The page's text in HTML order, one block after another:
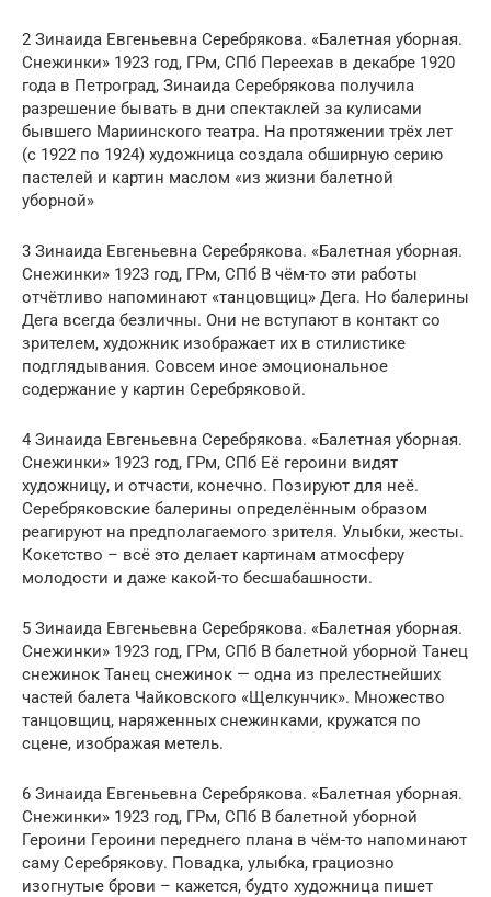
2 Зинаида Евгеньевна Серебрякова. «Балетная уборная.
Снежинки» 1923 год, ГРм, СПб Переехав в декабре 1920
года в Петроград, Зинаида Серебрякова получила
разрешение бывать в дни спектаклей за кулисами
бывшего Мариинского театра. На протяжении трёх лет
(с 1922 по 1924) художница создала обширную серию
пастелей и картин маслом «из жизни балетной
уборной»
3 Зинаида Евгеньевна Серебрякова. «Балетная уборная.
Снежинки» 1923 год, ГРм, СПб В чём-то эти работы
отчётливо напоминают «танцовщиц» Дега. Но балерины
Дега всегда безличны. Они не вступают в контакт со
зрителем, художник изображает их в стилистике
подглядывания. Совсем иное эмоциональное
содержание у картин Серебряковой.
4 Зинаида Евгеньевна Серебрякова. «Балетная уборная.
Снежинки» 1923 год, ГРм, СПб Её героини видят
художницу, и отчасти, конечно. Позируют для неё.
Серебряковские балерины определённым образом
реагируют на предполагаемого зрителя. Улыбки, жесты.
Кокетство – всё это делает картинам атмосферу
молодости и даже какой-то бесшабашности.
5 Зинаида Евгеньевна Серебрякова. «Балетная уборная.
Снежинки» 1923 год, ГРм, СПб В балетной уборной Танец
снежинок Танец снежинок — одна из прелестнейших
частей балета Чайковского «Щелкунчик». Множество
танцовщиц, наряженных снежинками, кружатся по
сцене, изображая метель.
6 Зинаида Евгеньевна Серебрякова. «Балетная уборная.
Снежинки» 1923 год, ГРм, СПб В балетной уборной
Героини Героини переднего плана в чём-то напоминают
саму Серебрякову. Повадка, улыбка, грациозно
изогнутые брови – кажется, будто художница пишет